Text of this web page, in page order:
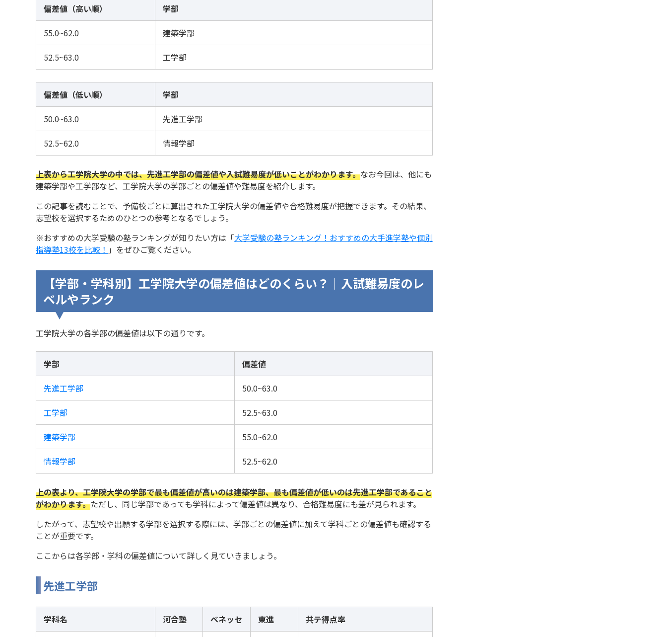
偏差値（高い順） 学部
55.0~62.0 建築学部
52.5~63.0 工学部
偏差値（低い順） 学部
50.0~63.0 先進工学部
52.5~62.0 情報学部
上表から工学院大学の中では、先進工学部の偏差値や入試難易度が低いことがわかります。なお今回は、他にも
建築学部や工学部など、工学院大学の学部ごとの偏差値や難易度を紹介します。
この記事を読むことで、予備校ごとに算出された工学院大学の偏差値や合格難易度が把握できます。その結果、
志望校を選択するためのひとつの参考となるでしょう。
※おすすめの大学受験の塾ランキングが知りたい方は「大学受験の塾ランキング！おすすめの大手進学塾や個別
指導塾13校を比較！ 」をぜひご覧ください。
【学部・学科別】工学院大学の偏差値はどのくらい？｜入試難易度のレ
ベルやランク
工学院大学の各学部の偏差値は以下の通りです。
学部 偏差値
先進工学部 50.0~63.0
工学部 52.5~63.0
建築学部 55.0~62.0
情報学部 52.5~62.0
上の表より、工学院大学の学部で最も偏差値が高いのは建築学部、最も偏差値が低いのは先進工学部であること
がわかります。ただし、同じ学部であっても学科によって偏差値は異なり、合格難易度にも差が見られます。
したがって、志望校や出願する学部を選択する際には、学部ごとの偏差値に加えて学科ごとの偏差値も確認する
ことが重要です。
ここからは各学部・学科の偏差値について詳しく見ていきましょう。
先進工学部
学科名 河合塾 ベネッセ 東進 共テ得点率